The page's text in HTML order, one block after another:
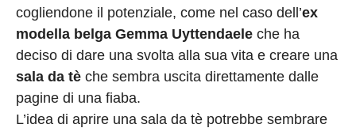
cogliendone il potenziale, come nel caso dell’ex
modella belga Gemma Uyttendaele che ha
deciso di dare una svolta alla sua vita e creare una
sala da tè che sembra uscita direttamente dalle
pagine di una fiaba.
L’idea di aprire una sala da tè potrebbe sembrare